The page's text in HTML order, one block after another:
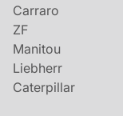
Carraro
ZF
Manitou
Liebherr
Caterpillar